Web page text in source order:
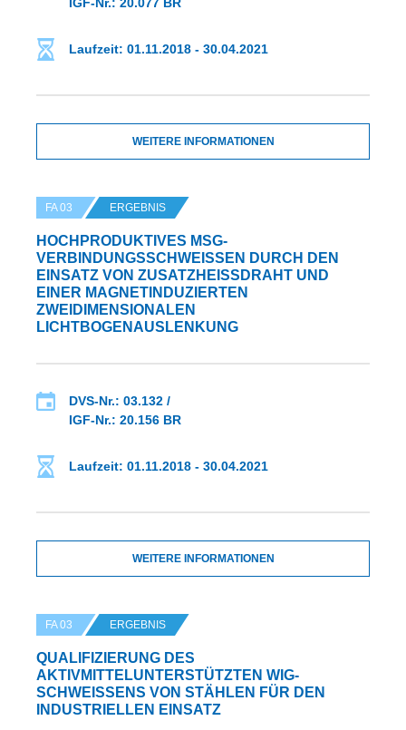
Laufzeit: 01.11.2018 - 30.04.2021
WEITERE INFORMATIONEN
FA 03 ERGEBNIS
HOCHPRODUKTIVES MSG-
VERBINDUNGSSCHWEISSEN DURCH DEN E
INSATZ VON ZUSATZHEISSDRAHT UND EI
NER MAGNETINDUZIERTEN ZW
EIDIMENSIONALEN LI
CHTBOGENAUSLENKUNG
DVS-Nr.: 03.132 /
IGF-Nr.: 20.156 BR
Laufzeit: 01.11.2018 - 30.04.2021
WEITERE INFORMATIONEN
FA 03 ERGEBNIS
QUALIFIZIERUNG DES
AKTIVMITTELUNTERSTÜTZTEN WIG-
SCHWEISSENS VON STÄHLEN FÜR DEN I
NDUSTRIELLEN EINSATZ